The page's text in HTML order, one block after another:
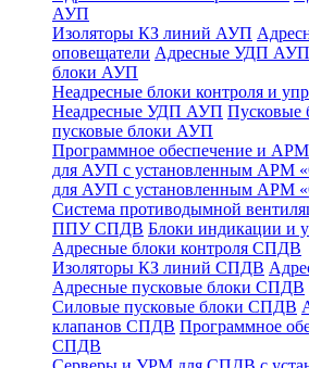
АУП
Изоляторы КЗ линий АУП
оповещатели Адресные УДП АУП
блоки АУП
Неадресные блоки контроля и
Неадресные УДП АУП Пусковые
пусковые блоки АУП
Программное обеспечение и
для АУП с установленным АРМ
для АУП с установленным АРМ
Система противодымной
ППУ СПДВ Блоки индикации и
Адресные блоки контроля СПДВ
Изоляторы КЗ линий СПДВ
Адресные пусковые блоки СПДВ
Силовые пусковые блоки СПДВ
клапанов СПДВ Программное
СПДВ